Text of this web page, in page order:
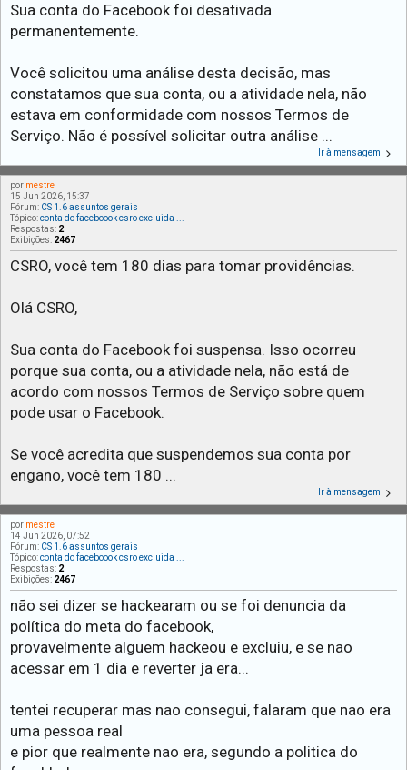
Sua conta do Facebook foi desativada
permanentemente.
Você solicitou uma análise desta decisão, mas
constatamos que sua conta, ou a atividade nela, não
estava em conformidade com nossos Termos de
Serviço. Não é possível solicitar outra análise ...
Ir à mensagem
por mestre
15 Jun 2026, 15:37
Fórum: CS 1.6 assuntos gerais
Tópico:conta do faceboook csro excluida ...
Respostas: 2
Exibições: 2467
CSRO, você tem 180 dias para tomar providências.
Olá CSRO,
Sua conta do Facebook foi suspensa. Isso ocorreu
porque sua conta, ou a atividade nela, não está de
acordo com nossos Termos de Serviço sobre quem
pode usar o Facebook.
Se você acredita que suspendemos sua conta por
engano, você tem 180 ...
Ir à mensagem
por mestre
14 Jun 2026, 07:52
Fórum: CS 1.6 assuntos gerais
Tópico:conta do faceboook csro excluida ...
Respostas: 2
Exibições: 2467
não sei dizer se hackearam ou se foi denuncia da
política do meta do facebook,
provavelmente alguem hackeou e excluiu, e se nao
acessar em 1 dia e reverter ja era...
tentei recuperar mas nao consegui, falaram que nao era
uma pessoa real
e pior que realmente nao era, segundo a politica do